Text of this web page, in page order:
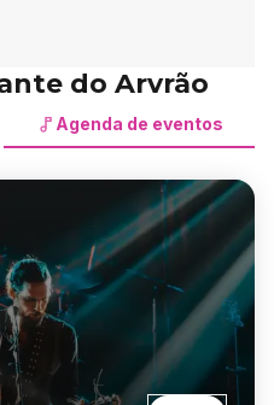
do Arvrão
Agenda de eventos